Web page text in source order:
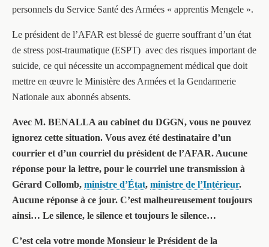
personnels du Service Santé des Armées « apprentis Mengele ».
Le président de l’AFAR est blessé de guerre souffrant d’un état
de stress post-traumatique (ESPT) avec des risques important de
suicide, ce qui nécessite un accompagnement médical que doit
mettre en œuvre le Ministère des Armées et la Gendarmerie
Nationale aux abonnés absents.
Avec M. BENALLA au cabinet du DGGN, vous ne pouvez
ignorez cette situation. Vous avez été destinataire d’un
courrier et d’un courriel du président de l’AFAR. Aucune
réponse pour la lettre, pour le courriel une transmission à
Gérard Collomb, ministre d’État, ministre de l’Intérieur.
Aucune réponse à ce jour. C’est malheureusement toujours
ainsi… Le silence, le silence et toujours le silence…
C’est cela votre monde Monsieur le Président de la